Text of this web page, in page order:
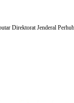
Direktorat Jenderal